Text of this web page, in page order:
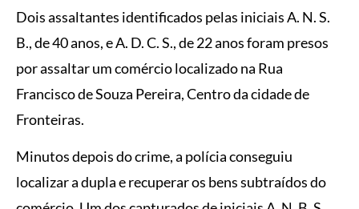
Dois assaltantes identificados pelas iniciais A. N. S.
B., de 40 anos, e A. D. C. S., de 22 anos foram presos
por assaltar um comércio localizado na Rua
Francisco de Souza Pereira, Centro da cidade de
Fronteiras.
Minutos depois do crime, a polícia conseguiu
localizar a dupla e recuperar os bens subtraídos do